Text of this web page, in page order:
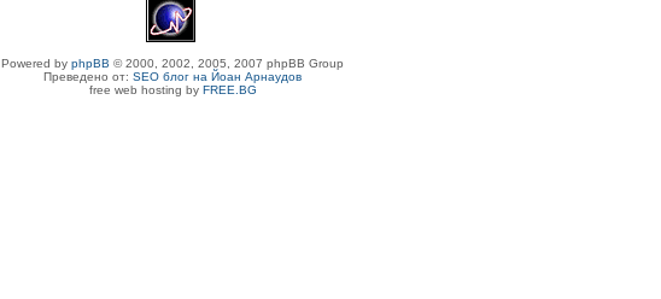
Powered by phpBB © 2000, 2002, 2005, 2007 phpBB Group
Преведено от: SEO блог на Йоан Арнаудов
free web hosting by FREE.BG